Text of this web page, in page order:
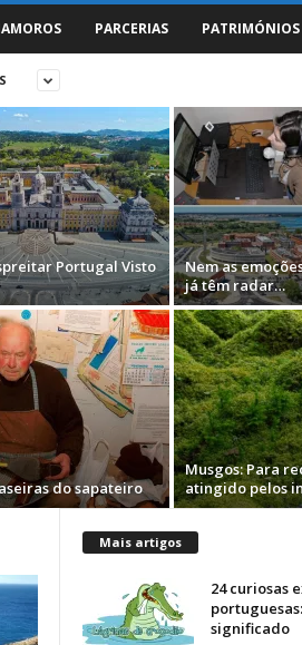
PARCERIAS PATRIMÓNIOS
Portugal Visto
Nem as
já têm radar…
do sapateiro
Musgos: Para
atingido pelos
Mais artigos
24 curiosas
significado